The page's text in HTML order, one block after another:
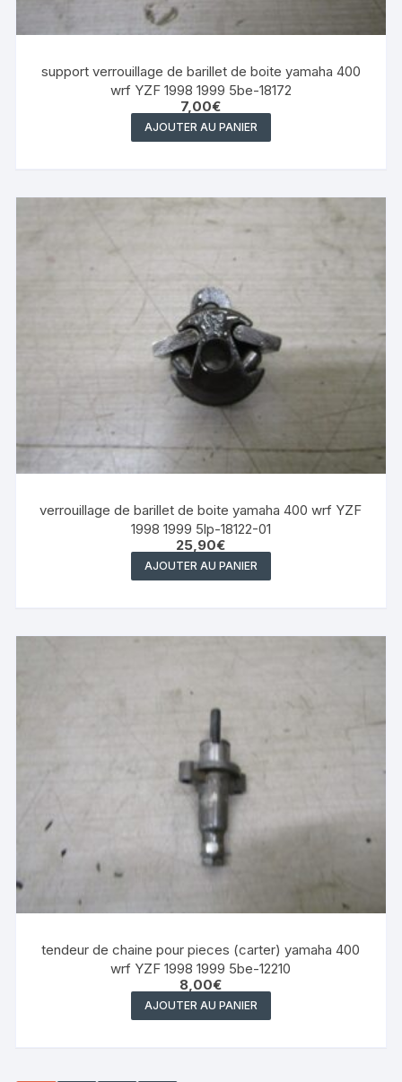
support verrouillage de barillet de boite yamaha 400
wrf YZF 1998 1999 5be-18172
7,00€
AJOUTER AU PANIER
verrouillage de barillet de boite yamaha 400 wrf YZF
1998 1999 5lp-18122-01
25,90€
AJOUTER AU PANIER
tendeur de chaine pour pieces (carter) yamaha 400
wrf YZF 1998 1999 5be-12210
8,00€
AJOUTER AU PANIER